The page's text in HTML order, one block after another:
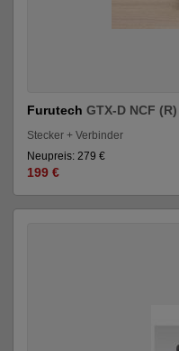
Furutech GTX-D NCF
Stecker + Verbinder
Neupreis: 279 €
199 €